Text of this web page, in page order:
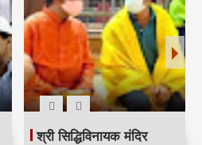
श्री सिद्धिविनायक मंदिर